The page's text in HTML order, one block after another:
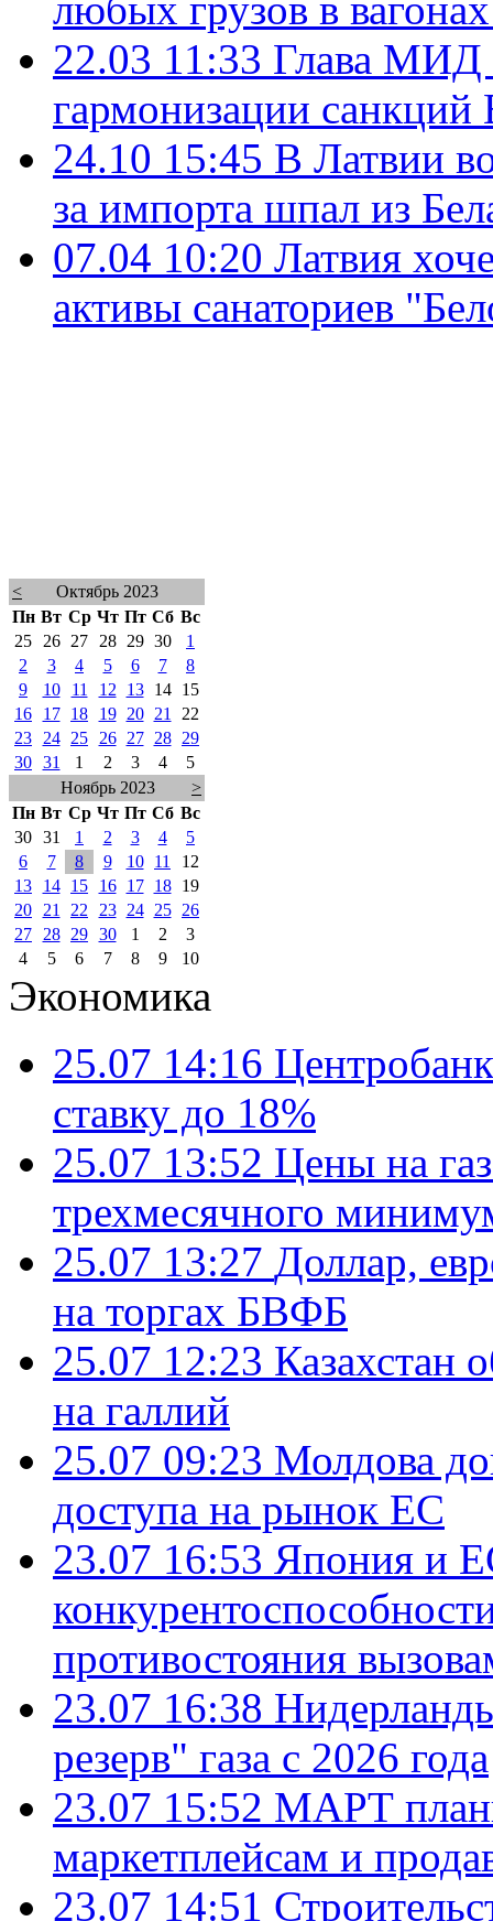
22.03 11:33 Глава МИД
гармонизации
24.10 15:45 В Латвии
за импорта шпал из
07.04 10:20 Латвия
активы санаториев
<
Октябрь 2023
Пн Вт Ср Чт Пт Сб Вс
25
26 27 28 29 30
1
2
3 4 5 6 7
8
9
10 11 12 13 14
15
16
17 18 19 20 21
22
23
24 25 26 27 28
29
30 31 1 2 3 4
5
Ноябрь 2023
>
Пн Вт Ср Чт Пт Сб Вс
30 31 1 2 3 4
5
6
7 8 9 10 11
12
13
14 15 16 17 18
19
20
21 22 23 24 25
26
27
28 29 30 1 2
3
4
5 6 7 8 9 10
Экономика
25.07 14:16
ставку до 18%
25.07 13:52 Цены на
трехмесячного
25.07 13:27 Доллар,
на торгах БВФБ
25.07 12:23 Казахстан
на галлий
25.07 09:23 Молдова
доступа на рынок ЕС
23.07 16:53 Япония и
противостояния
23.07 16:38
резерв" газа с 2026 года
23.07 15:52 МАРТ
маркетплейсам и
23.07 14:51